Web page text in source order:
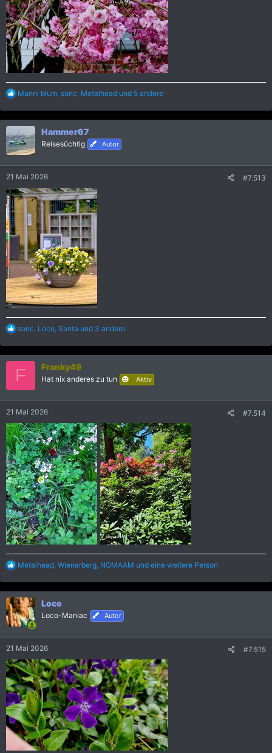
R
a
k
t
i
o
n
:
Manni blum sonc Metalhead und 5 andere
Hammer67
Reisesüchtig Autor
21 Mai 2026 #7.513
R
a
k
i
n
:
sonc Loco Santa und 3 andere
F Franky49
Hat nix anderes zu tun Aktiv
21 Mai 2026 #7.514
R
a
k
t
i
o
n
:
Metalhead Wienerberg NOMAAM und eine weitere Person
Loco
Loco-Maniac Autor
21 Mai 2026 #7.515